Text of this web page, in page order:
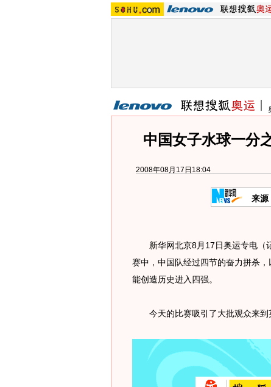
中国女子水球一分
2008年08月17日18:04
来源
新华网北京8月17日奥运专电（
赛中，中国队经过四节的奋力拼杀
能创造历史进入四强。
今天的比赛吸引了大批观众来到